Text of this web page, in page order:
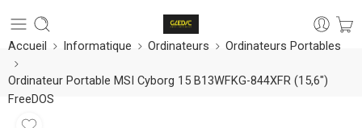
Accueil Informatique Ordinateurs Ordinateurs Portables
Ordinateur Portable MSI Cyborg 15 B13WFKG-844XFR (15,6″)
FreeDOS